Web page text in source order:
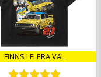
FINNS I FLERA VAL